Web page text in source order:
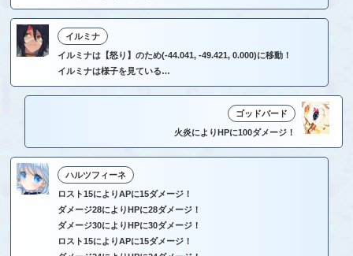
イルミナ
イルミナは【怒り】のため(-44.041, -49.421, 0.000)に移動！
イルミナは様子を見ている…
ゴッドバード
火炎によりHPに100ダメージ！
ハルツフィーネ
ロスト15によりAPに15ダメージ！
ダメージ28によりHPに28ダメージ！
ダメージ30によりHPに30ダメージ！
ロスト15によりAPに15ダメージ！